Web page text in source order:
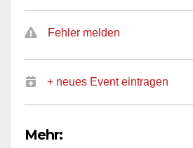
Fehler melden
+ neues Event eintragen
Mehr: